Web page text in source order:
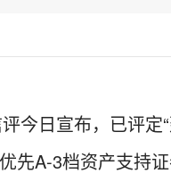
今日宣布，已评定
先A-3档资产支持